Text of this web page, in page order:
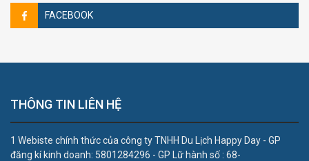
FACEBOOK
THÔNG TIN LIÊN HỆ
1 Webiste chính thức của công ty TNHH Du Lịch Happy Day - GP
đăng kí kinh doanh: 5801284296 - GP Lữ hành số : 68-